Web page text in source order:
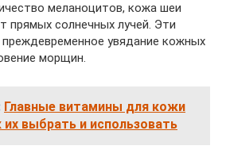
меланоцитов, кожа шеи
прямых солнечных лучей. Эти
увядание кожных
морщин.
Главные витамины для кожи
их выбрать и использовать